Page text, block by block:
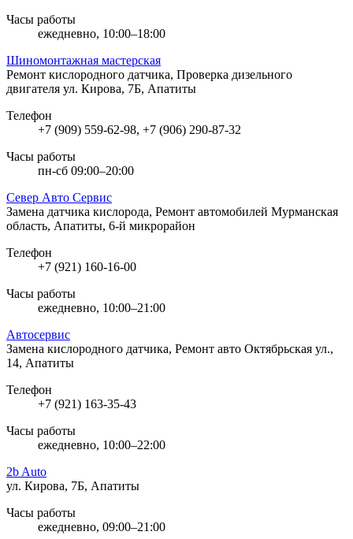
Часы работы
ежедневно, 10:00–18:00
Шиномонтажная мастерская
Ремонт кислородного датчика, Проверка дизельного
двигателя ул. Кирова, 7Б, Апатиты
Телефон
+7 (909) 559-62-98, +7 (906) 290-87-32
Часы работы
пн-сб 09:00–20:00
Север Авто Сервис
Замена датчика кислорода, Ремонт автомобилей Мурманская
область, Апатиты, 6-й микрорайон
Телефон
+7 (921) 160-16-00
Часы работы
ежедневно, 10:00–21:00
Автосервис
Замена кислородного датчика, Ремонт авто Октябрьская ул.,
14, Апатиты
Телефон
+7 (921) 163-35-43
Часы работы
ежедневно, 10:00–22:00
2b Auto
ул. Кирова, 7Б, Апатиты
Часы работы
ежедневно, 09:00–21:00